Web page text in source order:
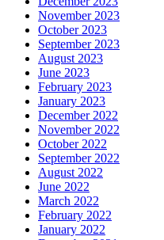
November 2023
October 2023
September 2023
August 2023
June 2023
February 2023
January 2023
December 2022
November 2022
October 2022
September 2022
August 2022
June 2022
March 2022
February 2022
January 2022